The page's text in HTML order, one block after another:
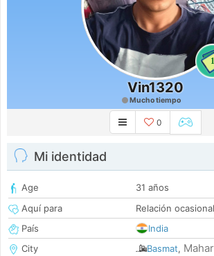
1
Vin1320
Mucho tiempo
0
Mi identidad
Age
31 años
Aquí para
Relación ocasional
País
India
City
Basmat,